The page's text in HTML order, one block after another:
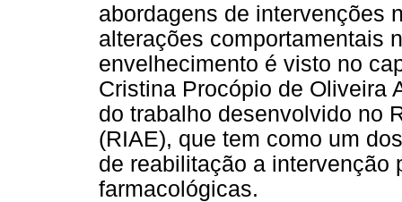
abordagens de intervenções
alterações comportamentais
envelhecimento é visto no
Cristina Procópio de Oliveira
do trabalho desenvolvido no
(RIAE), que tem como um
de reabilitação a intervenção
farmacológicas.